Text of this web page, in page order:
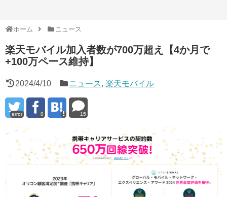
ホーム ニュース
楽天モバイル加入者数が700万超え【4か月で
+100万ペース維持】
2024/4/10 ニュース,楽天モバイル
error 0 15